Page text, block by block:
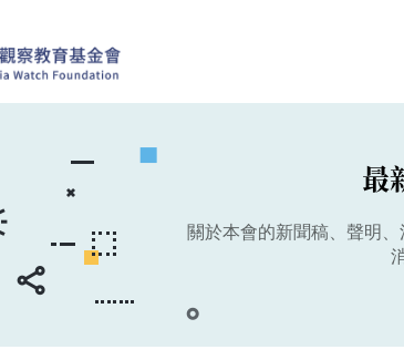
最
關於本會的新聞稿、聲明